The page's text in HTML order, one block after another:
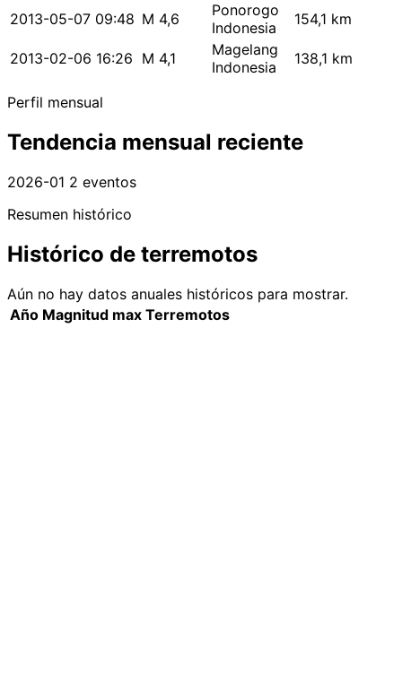
2013-05-07 09:48 M 4,6
Ponorogo
Indonesia
154,1 km
2013-02-06 16:26 M 4,1
Magelang
Indonesia
138,1 km
Perfil mensual
Tendencia mensual reciente
2026-01 2 eventos
Resumen histórico
Histórico de terremotos
Aún no hay datos anuales históricos para mostrar.
Año Magnitud max Terremotos